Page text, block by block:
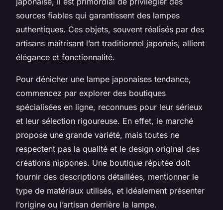
sources fiables qui garantissent des lampes
authentiques. Ces objets, souvent réalisés par des
artisans maîtrisant l’art traditionnel japonais, allient
élégance et fonctionnalité.
Pour dénicher une lampe japonaises tendance,
commencez par explorer des boutiques
spécialisées en ligne, reconnues pour leur sérieux
et leur sélection rigoureuse. En effet, le marché
propose une grande variété, mais toutes ne
respectent pas la qualité et le design original des
créations nippones. Une boutique réputée doit
fournir des descriptions détaillées, mentionner le
type de matériaux utilisés, et idéalement présenter
l’origine ou l’artisan derrière la lampe.